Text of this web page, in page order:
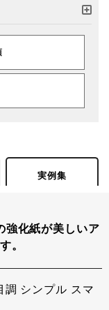
実例集
強化紙が美しいア
。
調 シンプル スマ